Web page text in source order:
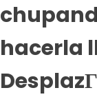
hacerla